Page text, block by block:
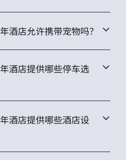
酒店允许携带宠物吗？
酒店提供哪些停车选
酒店提供哪些酒店设